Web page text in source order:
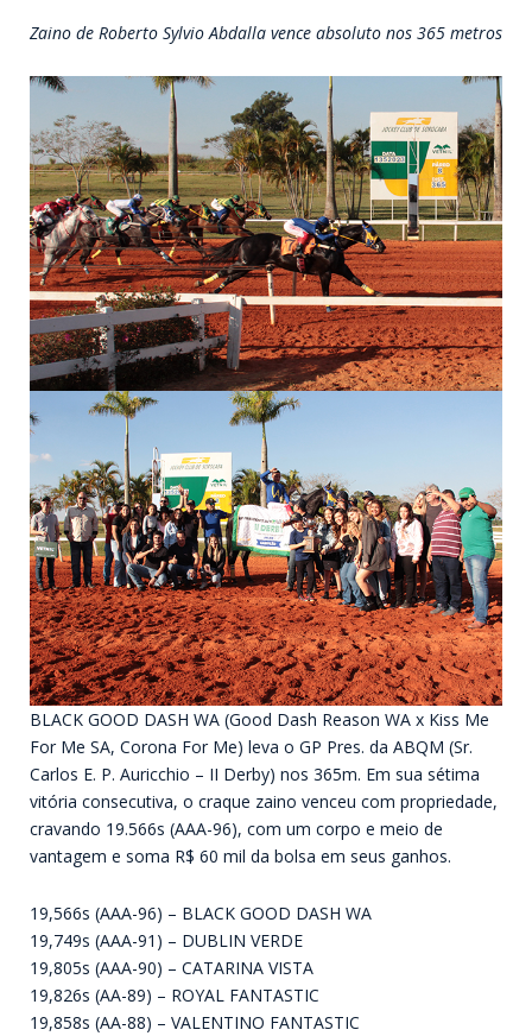
Zaino de Roberto Sylvio Abdalla vence absoluto nos 365 metros
BLACK GOOD DASH WA (Good Dash Reason WA x Kiss Me
For Me SA, Corona For Me) leva o GP Pres. da ABQM (Sr.
Carlos E. P. Auricchio – II Derby) nos 365m. Em sua sétima
vitória consecutiva, o craque zaino venceu com propriedade,
cravando 19.566s (AAA-96), com um corpo e meio de
vantagem e soma R$ 60 mil da bolsa em seus ganhos.
19,566s (AAA-96) – BLACK GOOD DASH WA
19,749s (AAA-91) – DUBLIN VERDE
19,805s (AAA-90) – CATARINA VISTA
19,826s (AA-89) – ROYAL FANTASTIC
19,858s (AA-88) – VALENTINO FANTASTIC